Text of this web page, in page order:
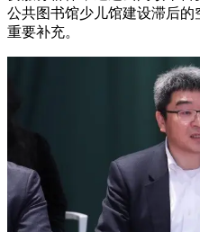
公共图书馆少儿馆建设滞后
重要补充。